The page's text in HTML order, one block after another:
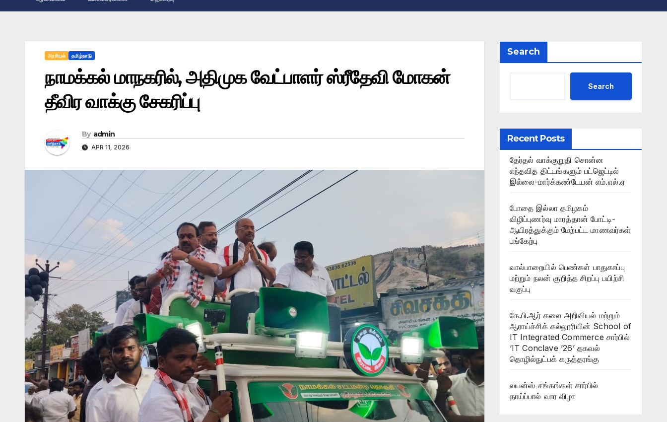
அரசியல் தமிழ்நாடு
நாமக்கல் மாநகரில், அதிமுக வேட்பாளர் ஸ்ரீதேவி மோகன்
தீவிர வாக்கு சேகரிப்பு
By admin
APR 11, 2026
Search
Search
Recent Posts
தேர்தல் வாக்குறுதி சொன்ன
எந்தவித திட்டங்களும் பட்ஜெட்டில்
இல்லை-மார்க்கண்டேயன் எம்.எல்.ஏ
போதை இல்லா தமிழகம்
விழிப்புணர்வு மாரத்தான் போட்டி-
ஆயிரத்துக்கும் மேற்பட்ட மாணவர்கள்
பங்கேற்பு
வால்பாறையில் பெண்கள் பாதுகாப்பு
மற்றும் நலன் குறித்த சிறப்பு பயிற்சி
வகுப்பு
கே.பி.ஆர் கலை அறிவியல் மற்றும்
ஆராய்ச்சிக் கல்லூரியின் School of
IT Integrated Commerce சார்பில்
‘IT Conclave ’26’ தகவல்
தொழில்நுட்பக் கருத்தரங்கு
லயன்ஸ் சங்கங்கள் சார்பில்
தாய்ப்பால் வார விழா